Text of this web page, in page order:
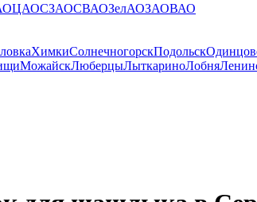
ЦАОСЗАОСВАОЗелАОЗАОВАО
ХимкиСолнечногорскПодольск
МожайскЛюберцыЛыткариноЛобня